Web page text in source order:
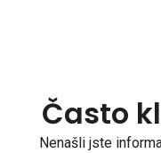
Často
Nenašli jste